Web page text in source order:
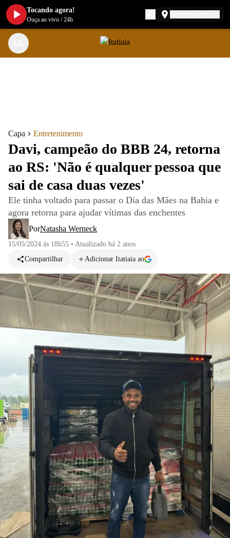
Capa Entretenimento
Davi, campeão do BBB 24, retorna
ao RS: 'Não é qualquer pessoa que
sai de casa duas vezes'
Ele tinha voltado para passar o Dia das Mães na Bahia e
agora retorna para ajudar vítimas das enchentes
PorNatasha Werneck
15/05/2024 às 18h55 • Atualizado há 2 anos
Compartilhar
Adicionar Itatiaia ao
Tocando agora!
Ouça ao vivo /24h